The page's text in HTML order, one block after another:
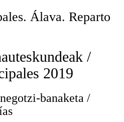
Álava. Reparto
/
2019
banaketa /